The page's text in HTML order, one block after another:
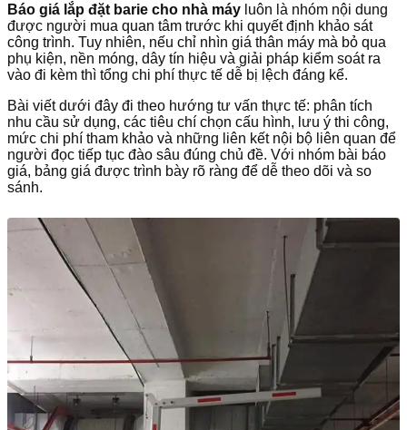
Báo giá lắp đặt barie cho nhà máy luôn là nhóm nội dung
được người mua quan tâm trước khi quyết định khảo sát
công trình. Tuy nhiên, nếu chỉ nhìn giá thân máy mà bỏ qua
phụ kiện, nền móng, dây tín hiệu và giải pháp kiểm soát ra
vào đi kèm thì tổng chi phí thực tế dễ bị lệch đáng kể.
Bài viết dưới đây đi theo hướng tư vấn thực tế: phân tích
nhu cầu sử dụng, các tiêu chí chọn cấu hình, lưu ý thi công,
mức chi phí tham khảo và những liên kết nội bộ liên quan để
người đọc tiếp tục đào sâu đúng chủ đề. Với nhóm bài báo
giá, bảng giá được trình bày rõ ràng để dễ theo dõi và so
sánh.